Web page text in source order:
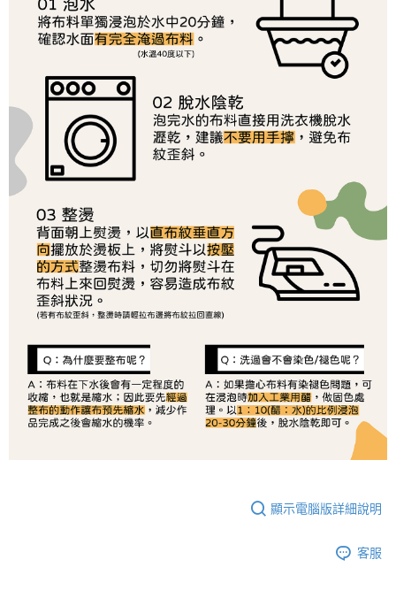
易，需依本服務之必要範圍內提供個人資料，並將交易相關給付款項請求債
權轉讓予恩沛科技股份有限公司。
２．關於個人資料處理事宜，請瀏覽以下網址：
https://aftee.tw/terms/#terms3
３．未成年的使用者請事先徵得法定代理人或監護人之同意方可使用
「AFTEE先享後付」，若未經同意申辦者引起之損失，本公司不負相關責
４．使用「AFTEE先享後付」時，將依據個別帳號之用戶狀況，依本公司即
時審查核予不同之上限額度；若仍有額度不足之情形，本公司將視審查結果
請求用戶進行身份認證。
５．嚴禁一人註冊多個帳號或使用他人資訊註冊。若發現惡意使用之情形，
恩沛科技股份有限公司將有權停止該用戶之使用額度並採取法律行動。
顯示電腦版詳細說明
客服